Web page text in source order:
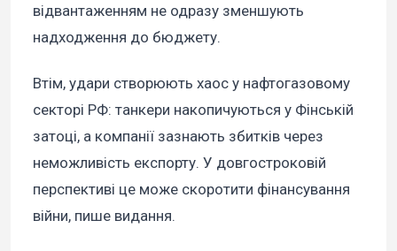
відвантаженням не одразу зменшують
надходження до бюджету.
Втім, удари створюють хаос у нафтогазовому
секторі РФ: танкери накопичуються у Фінській
затоці, а компанії зазнають збитків через
неможливість експорту. У довгостроковій
перспективі це може скоротити фінансування
війни, пише видання.